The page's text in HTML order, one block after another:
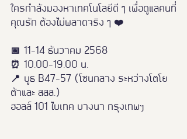
ใครกำลังมองหาเทคโนโลยีดี ๆ เพื่อดูแลคนที่
คุณรัก ต้องไม่พลาดจริง ๆ ❤️
📅 11–14 ธันวาคม 2568
⏰ 10.00–19.00 น.
📍 บูธ B47–57 (โซนกลาง ระหว่างโตโย
ต้าและ สสส.)
ฮอลล์ 101 ไบเทค บางนา กรุงเทพฯ